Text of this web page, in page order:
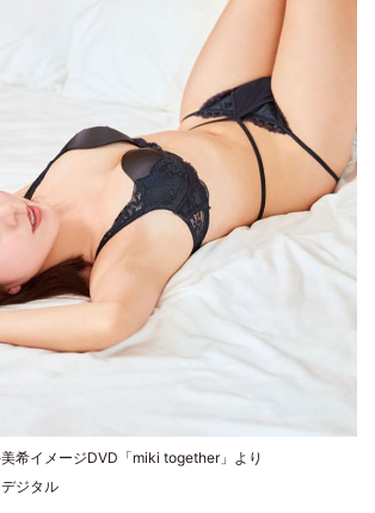
希イメージDVD「miki together」より
ジタル